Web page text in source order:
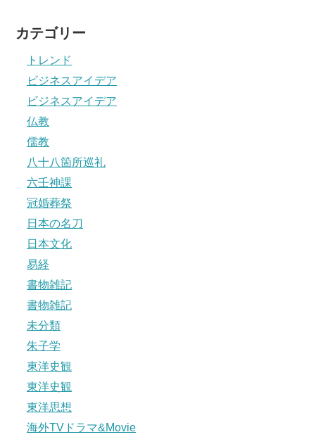
カテゴリー
トレンド
ビジネスアイデア
ビジネスアイデア
仏教
儒教
八十八箇所巡礼
六壬神課
冠婚葬祭
日本の名刀
日本文化
易経
書物雑記
書物雑記
未分類
朱子学
東洋史観
東洋史観
東洋思想
海外TVドラマ&Movie